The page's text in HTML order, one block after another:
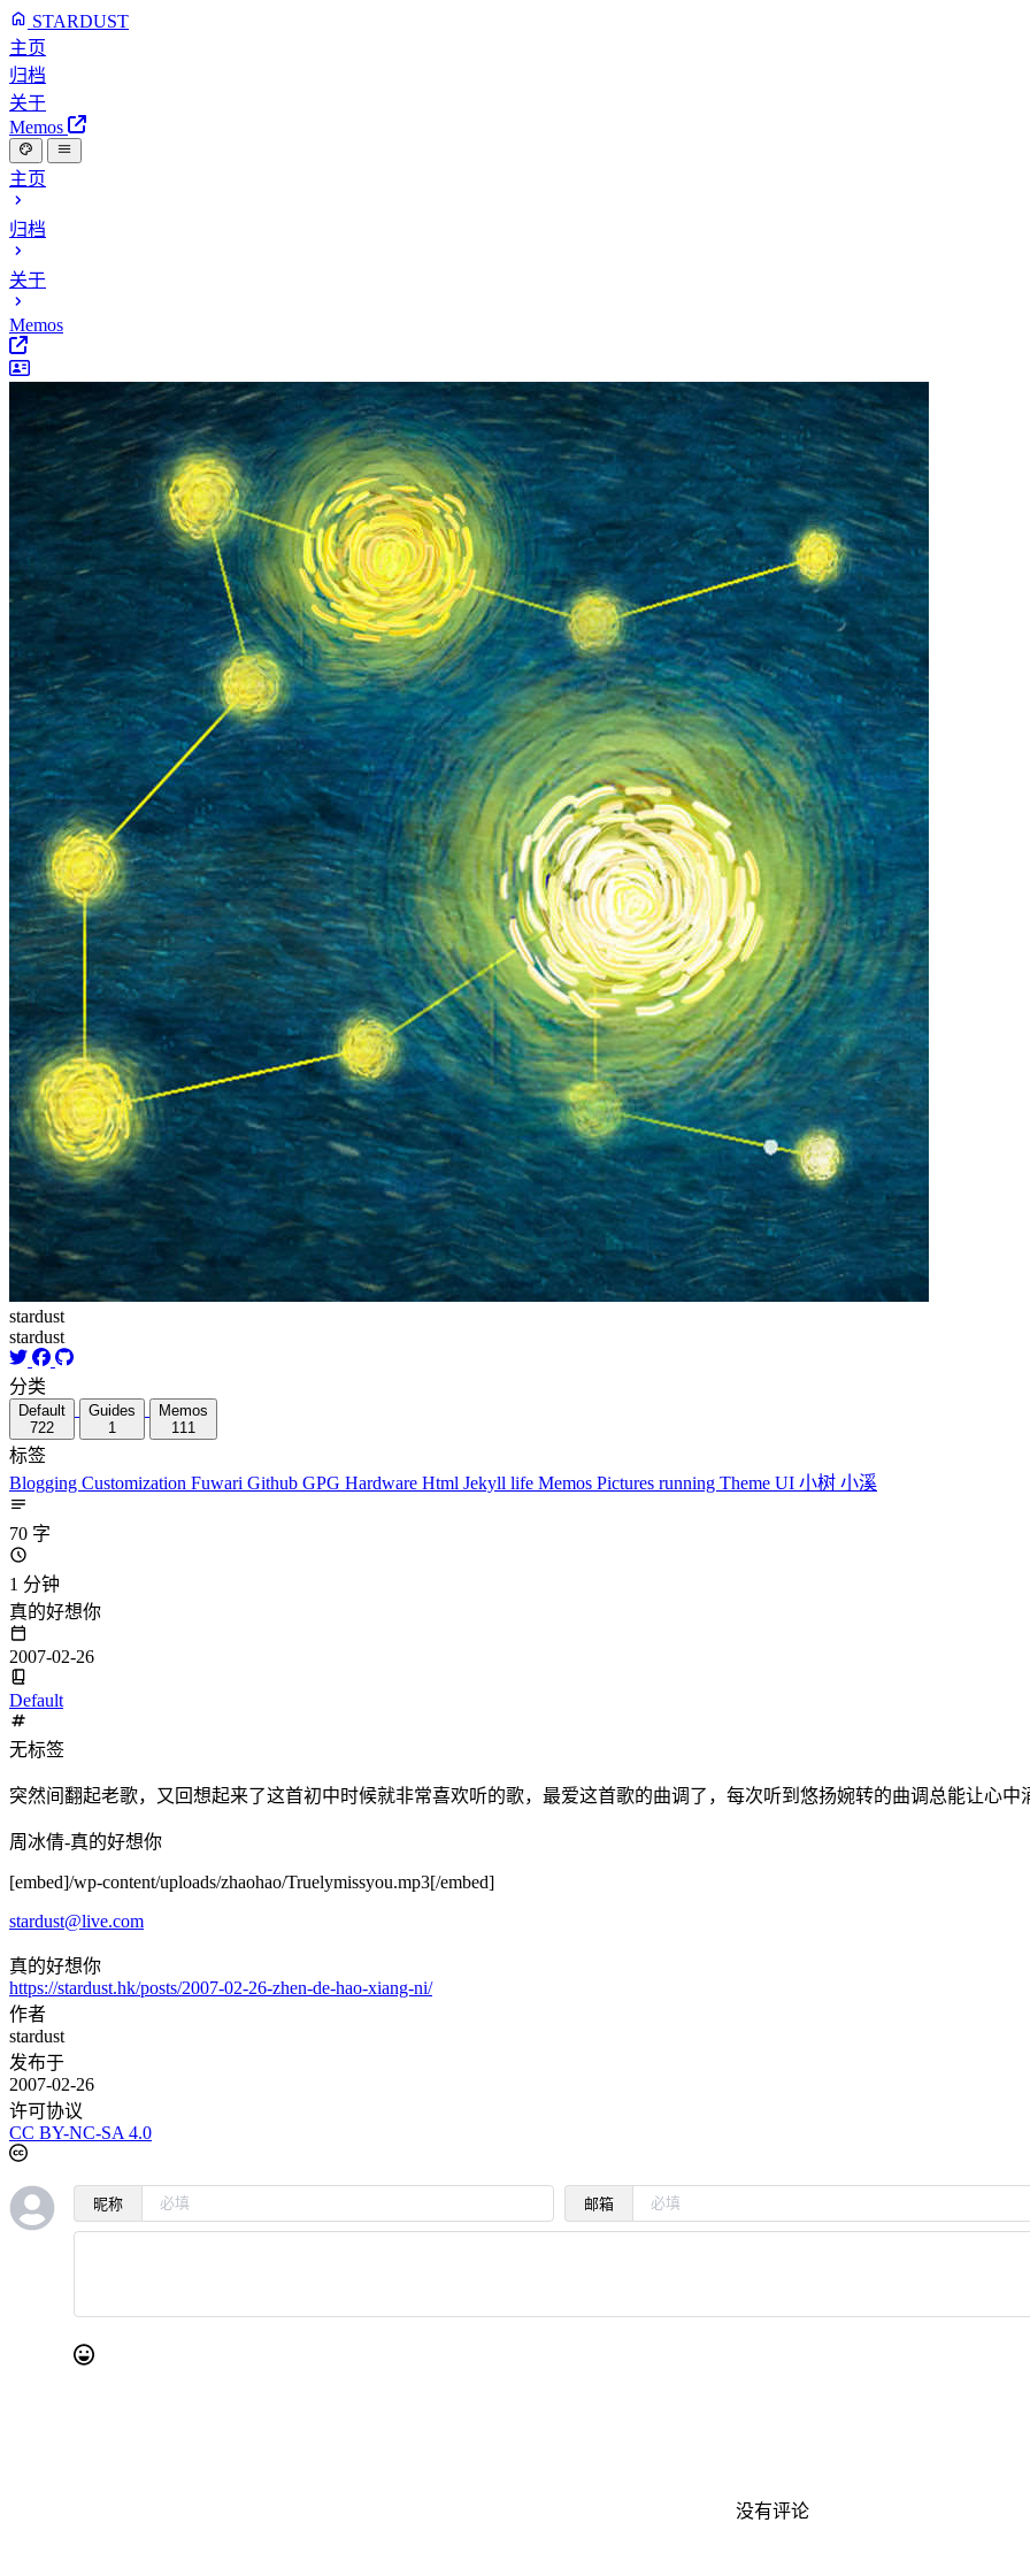
STARDUST
主页
归档
关于
Memos
主页
归档
关于
Memos
stardust
stardust
分类
Default
722
Guides
1
Memos
111
标签
Blogging Customization Fuwari Github GPG Hardware Html Jekyll life Memos Pictures running Theme UI 小树 小溪
70 字
1 分钟
真的好想你
2007-02-26
Default
无标签
突然间翻起老歌，又回想起来了这首初中时候就非常喜欢听的歌，最爱这首歌的曲调了，每次听到悠扬婉转的曲调总能让心中
周冰倩-真的好想你
[embed]/wp-content/uploads/zhaohao/Truelymissyou.mp3[/embed]
stardust@live.com
真的好想你
https://stardust.hk/posts/2007-02-26-zhen-de-hao-xiang-ni/
作者
stardust
发布于
2007-02-26
许可协议
CC BY-NC-SA 4.0
昵称 邮箱
没有评论